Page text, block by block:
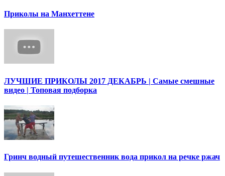
Приколы на Манхеттене
ЛУЧШИЕ ПРИКОЛЫ 2017 ДЕКАБРЬ | Cамые смешные
видео | Топовая подборка
Гринч водный путешественник вода прикол на речке ржач